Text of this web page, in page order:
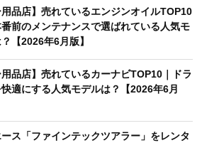
用品店】売れているエンジンオイルTOP10
番前のメンテナンスで選ばれている人気モ
【2026年6月版】
用品店】売れているカーナビTOP10｜ドラ
適にする人気モデルは？【2026年6月
ス「ファインテックツアラー」をレンタ